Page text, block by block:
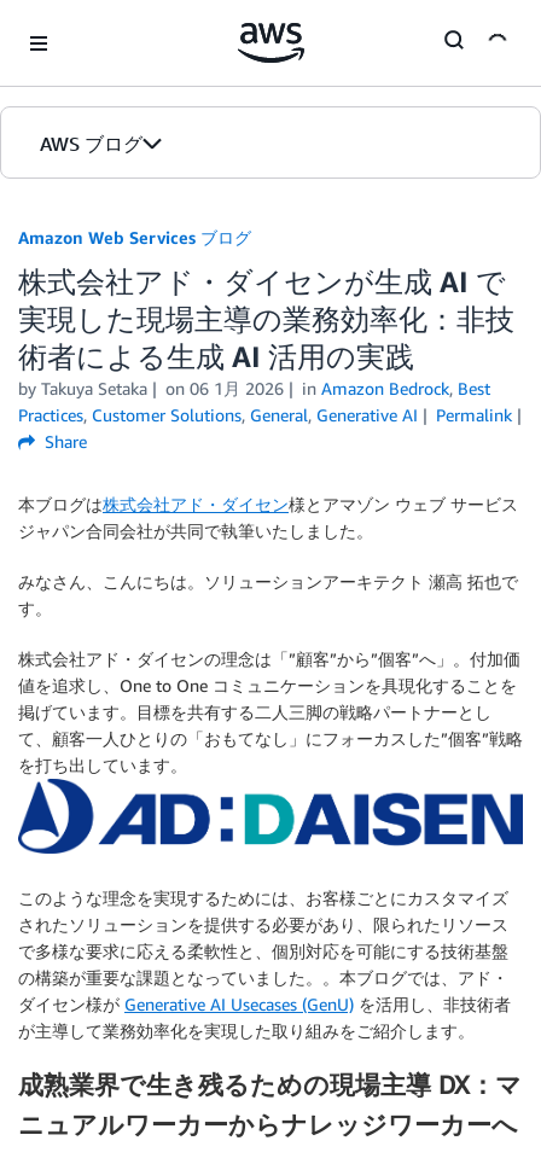
AWS ブログ
カテゴリ
エディション
Amazon Web Services ブログ
株式会社アド・ダイセンが生成 AI で
実現した現場主導の業務効率化：非技
術者による生成 AI 活用の実践
by Takuya Setaka on 06 1月 2026 in Amazon Bedrock, Best
Practices, Customer Solutions, General, Generative AI
Permalink
Share
本ブログは株式会社アド・ダイセン様とアマゾン ウェブ サービス
ジャパン合同会社が共同で執筆いたしました。
みなさん、こんにちは。ソリューションアーキテクト 瀬高 拓也で
す。
株式会社アド・ダイセンの理念は「”顧客”から”個客”へ」。付加価
値を追求し、One to One コミュニケーションを具現化することを
掲げています。目標を共有する二人三脚の戦略パートナーとし
て、顧客一人ひとりの「おもてなし」にフォーカスした”個客”戦略
を打ち出しています。
このような理念を実現するためには、お客様ごとにカスタマイズ
されたソリューションを提供する必要があり、限られたリソース
で多様な要求に応える柔軟性と、個別対応を可能にする技術基盤
の構築が重要な課題となっていました。。本ブログでは、アド・
ダイセン様が Generative AI Usecases (GenU) を活用し、非技術者
が主導して業務効率化を実現した取り組みをご紹介します。
成熟業界で生き残るための現場主導 DX：マ
ニュアルワーカーからナレッジワーカーへ